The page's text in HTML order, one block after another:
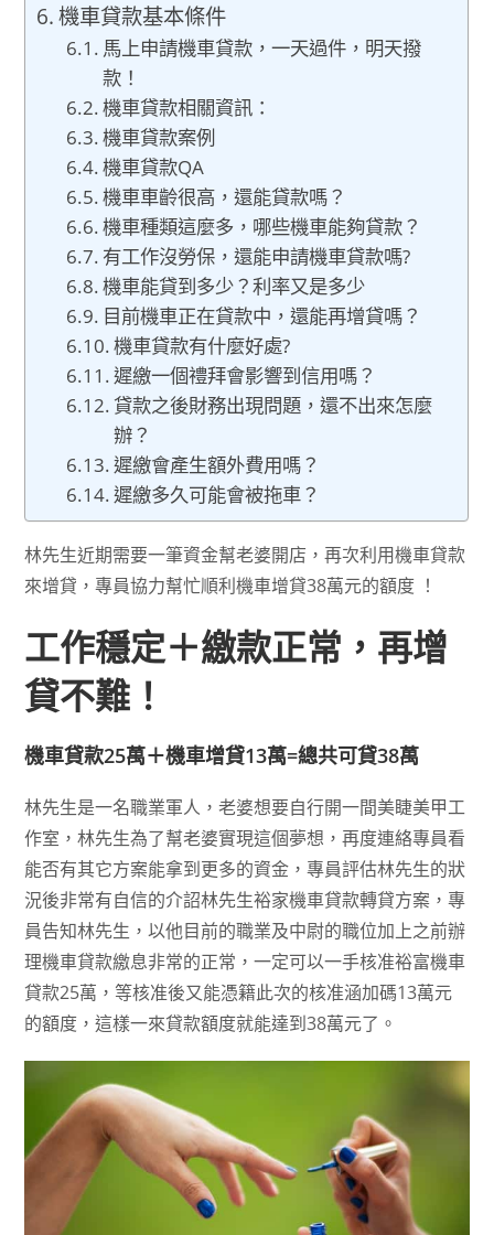
機車貸款基本條件
馬上申請機車貸款，一天過件，明天撥
款！
機車貸款相關資訊：
機車貸款案例
機車貸款QA
機車車齡很高，還能貸款嗎？
機車種類這麼多，哪些機車能夠貸款？
有工作沒勞保，還能申請機車貸款嗎?
機車能貸到多少？利率又是多少
目前機車正在貸款中，還能再增貸嗎？
機車貸款有什麼好處?
遲繳一個禮拜會影響到信用嗎？
貸款之後財務出現問題，還不出來怎麼
辦？
遲繳會產生額外費用嗎？
遲繳多久可能會被拖車？
林先生近期需要一筆資金幫老婆開店，再次利用機車貸款
來增貸，專員協力幫忙順利機車增貸38萬元的額度 ！
工作穩定＋繳款正常，再增
貸不難！
機車貸款25萬＋機車增貸13萬=總共可貸38萬
林先生是一名職業軍人，老婆想要自行開一間美睫美甲工
作室，林先生為了幫老婆實現這個夢想，再度連絡專員看
能否有其它方案能拿到更多的資金，專員評估林先生的狀
況後非常有自信的介詔林先生裕家機車貸款轉貸方案，專
員告知林先生，以他目前的職業及中尉的職位加上之前辦
理機車貸款繳息非常的正常，一定可以一手核准裕富機車
貸款25萬，等核准後又能憑籍此次的核准涵加碼13萬元
的額度，這樣一來貸款額度就能達到38萬元了。